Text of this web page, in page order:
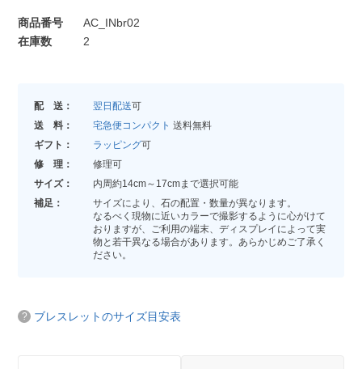
商品番号
AC_INbr02
在庫数
2
配 送： 翌日配送可
送 料：
宅急便コンパクト 送料無料
ギフト：
ラッピング可
修 理：
修理可
サイズ：
内周約14cm～17cmまで選択可能
補足：
サイズにより、石の配置・数量が異なります。
なるべく現物に近いカラーで撮影するように心がけて
おりますが、ご利用の端末、ディスプレイによって実
物と若干異なる場合があります。あらかじめご了承く
ださい。
ブレスレットのサイズ目安表